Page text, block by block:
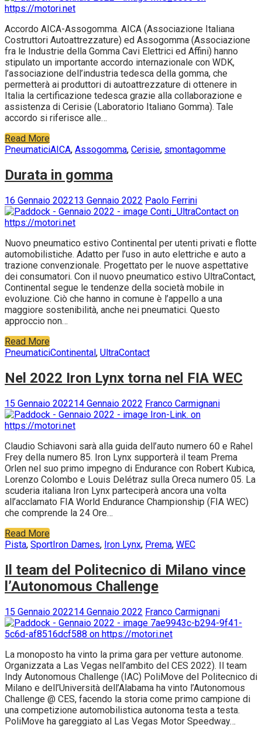
Accordo AICA-Assogomma. AICA (Associazione Italiana
Costruttori Autoattrezzature) ed Assogomma (Associazione
fra le Industrie della Gomma Cavi Elettrici ed Affini) hanno
stipulato un importante accordo internazionale con WDK,
l’associazione dell’industria tedesca della gomma, che
permetterà ai produttori di autoattrezzature di ottenere in
Italia la certificazione tedesca grazie alla collaborazione e
assistenza di Cerisie (Laboratorio Italiano Gomma). Tale
accordo si riferisce alle…
Read More
PneumaticiAICA, Assogomma, Cerisie, smontagomme
Durata in gomma
16 Gennaio 202213 Gennaio 2022 Paolo Ferrini
Nuovo pneumatico estivo Continental per utenti privati e flotte
automobilistiche. Adatto per l’uso in auto elettriche e auto a
trazione convenzionale. Progettato per le nuove aspettative
dei consumatori. Con il nuovo pneumatico estivo UltraContact,
Continental segue le tendenze della società mobile in
evoluzione. Ciò che hanno in comune è l’appello a una
maggiore sostenibilità, anche nei pneumatici. Questo
approccio non…
Read More
PneumaticiContinental, UltraContact
Nel 2022 Iron Lynx torna nel FIA WEC
15 Gennaio 202214 Gennaio 2022 Franco Carmignani
Claudio Schiavoni sarà alla guida dell’auto numero 60 e Rahel
Frey della numero 85. Iron Lynx supporterà il team Prema
Orlen nel suo primo impegno di Endurance con Robert Kubica,
Lorenzo Colombo e Louis Delétraz sulla Oreca numero 05. La
scuderia italiana Iron Lynx parteciperà ancora una volta
all’acclamato FIA World Endurance Championship (FIA WEC)
che comprende la 24 Ore…
Read More
Pista, SportIron Dames, Iron Lynx, Prema, WEC
Il team del Politecnico di Milano vince
l’Autonomous Challenge
15 Gennaio 202214 Gennaio 2022 Franco Carmignani
La monoposto ha vinto la prima gara per vetture autonome.
Organizzata a Las Vegas nell’ambito del CES 2022). Il team
Indy Autonomous Challenge (IAC) PoliMove del Politecnico di
Milano e dell’Università dell’Alabama ha vinto l’Autonomous
Challenge @ CES, facendo la storia come primo campione di
una competizione automobilistica autonoma testa a testa.
PoliMove ha gareggiato al Las Vegas Motor Speedway…